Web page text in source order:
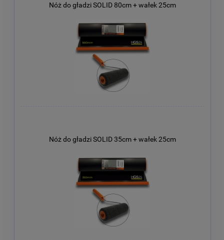
Nóż do gładzi SOLID 80cm + wałek 25cm
Nóż do gładzi SOLID 35cm + wałek 25cm